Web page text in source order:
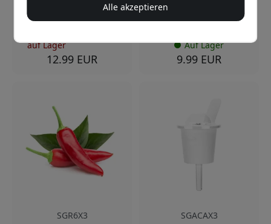
auf Lager
12.99 EUR
Auf Lager
9.99 EUR
SGR6X3
SGACAX3
Alle akzeptieren